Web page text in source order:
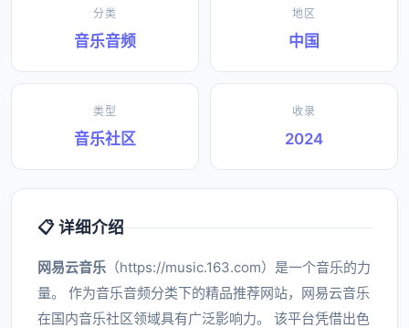
分类
音乐音频
地区
中国
类型
音乐社区
收录
2024
📋 详细介绍
网易云音乐 （https://music.163.com）是一个音乐的力
量。 作为音乐音频分类下的精品推荐网站，网易云音乐
在国内音乐社区领域具有广泛影响力。 该平台凭借出色